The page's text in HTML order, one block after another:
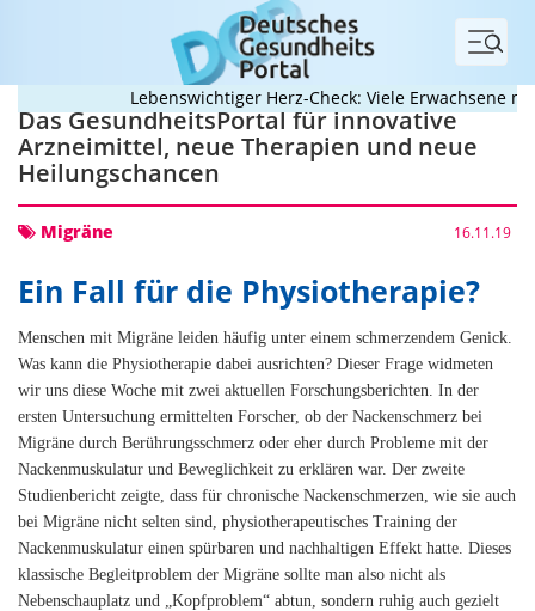
Menü
Lebenswichtiger Herz-Check: Viele Erwachsene
Das GesundheitsPortal für innovative
Arzneimittel, neue Therapien und neue
Heilungschancen
16.11.19
Migräne
Ein Fall für die Physiotherapie?
Menschen mit Migräne leiden häufig unter einem schmerzendem Genick.
Was kann die Physiotherapie dabei ausrichten? Dieser Frage widmeten
wir uns diese Woche mit zwei aktuellen Forschungsberichten. In der
ersten Untersuchung ermittelten Forscher, ob der Nackenschmerz bei
Migräne durch Berührungsschmerz oder eher durch Probleme mit der
Nackenmuskulatur und Beweglichkeit zu erklären war. Der zweite
Studienbericht zeigte, dass für chronische Nackenschmerzen, wie sie auch
bei Migräne nicht selten sind, physiotherapeutisches Training der
Nackenmuskulatur einen spürbaren und nachhaltigen Effekt hatte. Dieses
klassische Begleitproblem der Migräne sollte man also nicht als
Nebenschauplatz und „Kopfproblem“ abtun, sondern ruhig auch gezielt